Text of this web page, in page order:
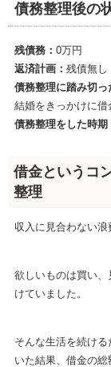
債務整理後の
残債務： 0万円
返済計画： 残債無し
債務整理に踏み切っ
結婚をきっかけに
債務整理をした時期
借金というコ
整理
収入に見合わない浪
欲しいものは買い
けていました。
そんな生活を続け
いた結果、借金の総